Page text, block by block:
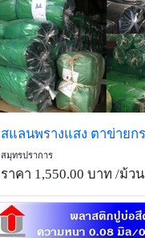
สมุทรปราการ
ราคา 1,550.00 บาท /ม้วน